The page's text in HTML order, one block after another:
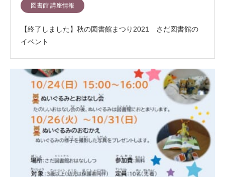
図書館 講座情報
【終了しました】秋の図書館まつり2021 さだ図書館の
イベント